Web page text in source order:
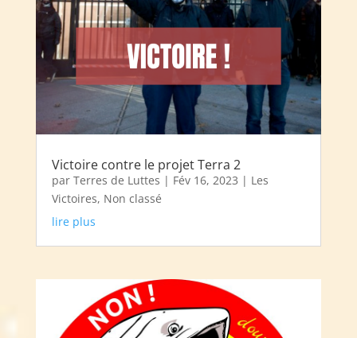
Victoire contre le projet Terra 2
par Terres de Luttes | Fév 16, 2023 | Les
Victoires, Non classé
lire plus